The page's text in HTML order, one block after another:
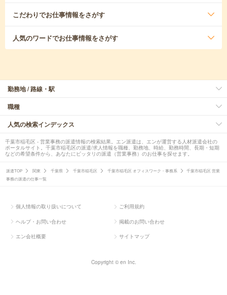
こだわりでお仕事情報をさがす
人気のワードでお仕事情報をさがす
勤務地 / 路線・駅
職種
人気の検索インデックス
千葉市稲毛区 - 営業事務の派遣情報の検索結果。エン派遣は、エンが運営する人材派遣会社の
ポータルサイト。千葉市稲毛区の派遣/求人情報を職種、勤務地、時給、勤務時間、長期・短期
などの希望条件から、あなたにピッタリの派遣（営業事務）のお仕事を探せます。
派遣TOP 関東 千葉県 千葉市稲毛区 千葉市稲毛区 オフィスワーク・事務系
千葉市稲毛区 営業
事務の派遣の仕事一覧
個人情報の取り扱いについて ご利用規約
ヘルプ・お問い合わせ 掲載のお問い合わせ
エン会社概要 サイトマップ
Copyright © en Inc.